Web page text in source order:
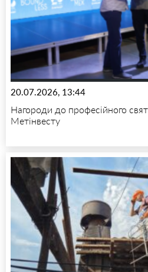
20.07.2026, 13:44
Нагороди до професійного
Метінвесту